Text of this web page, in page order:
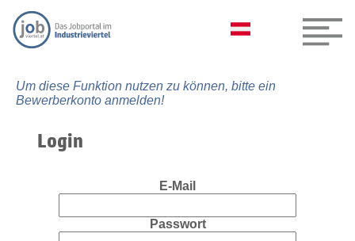
Um diese Funktion nutzen zu können, bitte ein
Bewerberkonto anmelden!
Login
E-Mail
Passwort